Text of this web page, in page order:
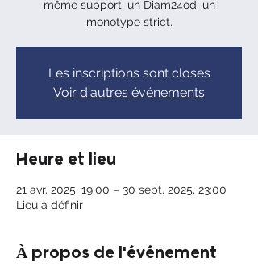
même support, un Diam24od, un
monotype strict.
Les inscriptions sont closes
Voir d'autres événements
Heure et lieu
21 avr. 2025, 19:00 – 30 sept. 2025, 23:00
Lieu à définir
À propos de l'événement